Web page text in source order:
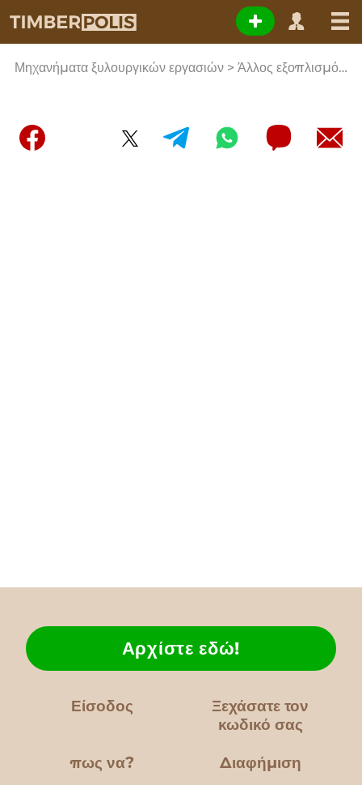
Μηχανήματα ξυλουργικών εργασιών > Άλλος εξοπλισμός
Είσοδος
Ξεχάσατε τον
κωδικό σας
πως να?
Αρχίστε εδώ!
Διαφήμιση